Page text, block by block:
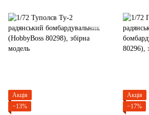
Акція
−13%
Акція
−17%